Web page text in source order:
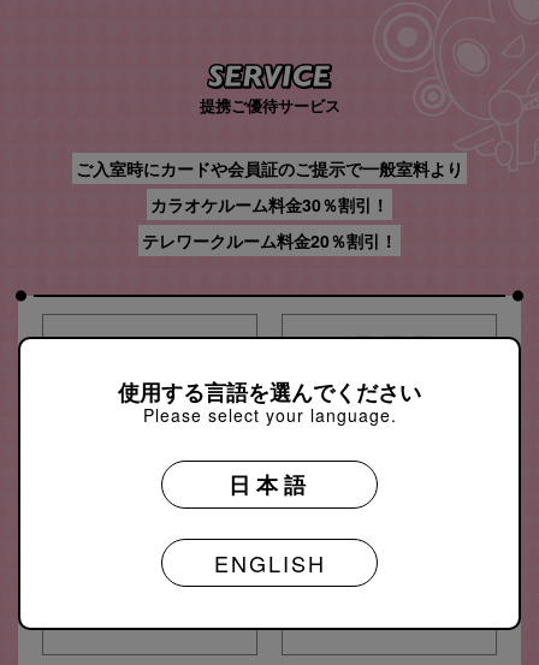
提携ご優待サービス
ご入室時にカードや会員証のご提示で一般室料より
カラオケルーム料金30％割引！
テレワークルーム料金20％割引！
株式会社ジェーシービー
使用する言語を選んでください
Please select your language.
日本語
ENGLISH